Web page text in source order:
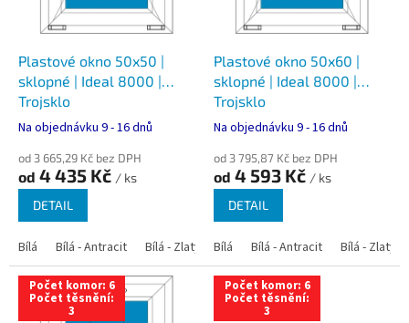
Plastové okno 50x50 |
sklopné | Ideal 8000 |
Trojsklo
Na objednávku 9 - 16 dnů
od 3 665,29 Kč bez DPH
od 4 435 Kč / ks
DETAIL
Bílá Bílá - Antracit Bílá - Zlatý dub Bílá - Tmavý dub Bílá -
Plastové okno 50x60 |
sklopné | Ideal 8000 |
Trojsklo
Na objednávku 9 - 16 dnů
od 3 795,87 Kč bez DPH
od 4 593 Kč / ks
DETAIL
Bílá Bílá - Antracit Bílá - Zlatý
Počet komor: 6
Počet těsnění:
3
Počet komor: 6
Počet těsnění:
3